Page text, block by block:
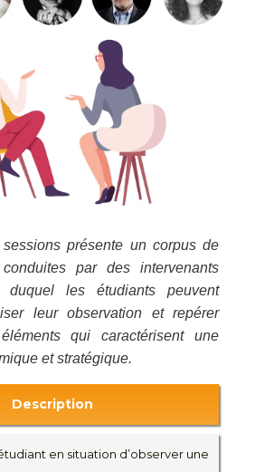
présente un corpus de
par des intervenants
les étudiants peuvent
leur observation et repérer
qui caractérisent une
et stratégique.
Description
en situation d’observer une